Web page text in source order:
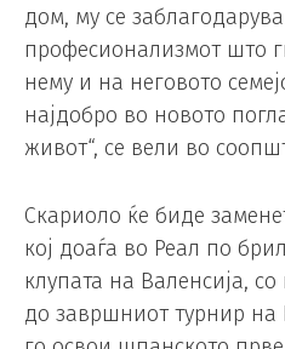
дом, му се
професионализмот што
нему и на неговото
најдобро во новото
живот“, се вели во
Скариоло ќе биде
кој доаѓа во Реал по
клупата на Валенсија, со
до завршниот турнир на